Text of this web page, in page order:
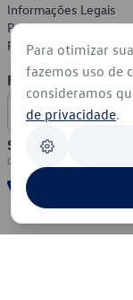
Informações Legais
Política de Privacidade
Política de Cookies
Formas de
Segurança
Para otimizar
fazemos uso de
consideramos
de privacidade.